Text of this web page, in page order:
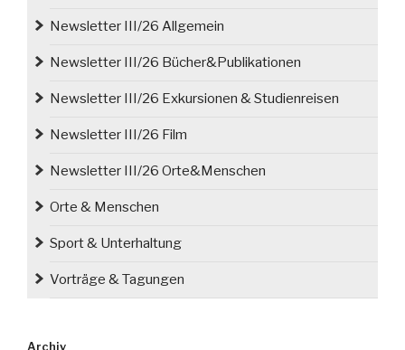
Newsletter III/26 Allgemein
Newsletter III/26 Bücher&Publikationen
Newsletter III/26 Exkursionen & Studienreisen
Newsletter III/26 Film
Newsletter III/26 Orte&Menschen
Orte & Menschen
Sport & Unterhaltung
Vorträge & Tagungen
Archiv